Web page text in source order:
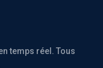
temps réel. Tous